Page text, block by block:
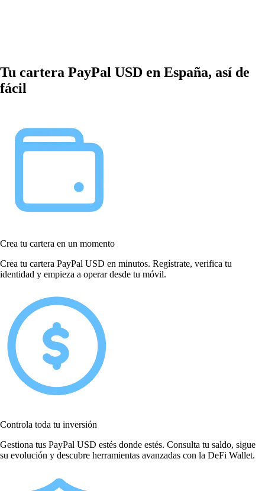
Tu cartera PayPal USD en España, así de
fácil
Crea tu cartera en un momento
Crea tu cartera PayPal USD en minutos. Regístrate, verifica tu
identidad y empieza a operar desde tu móvil.
Controla toda tu inversión
Gestiona tus PayPal USD estés donde estés. Consulta tu saldo, sigue
su evolución y descubre herramientas avanzadas con la DeFi Wallet.